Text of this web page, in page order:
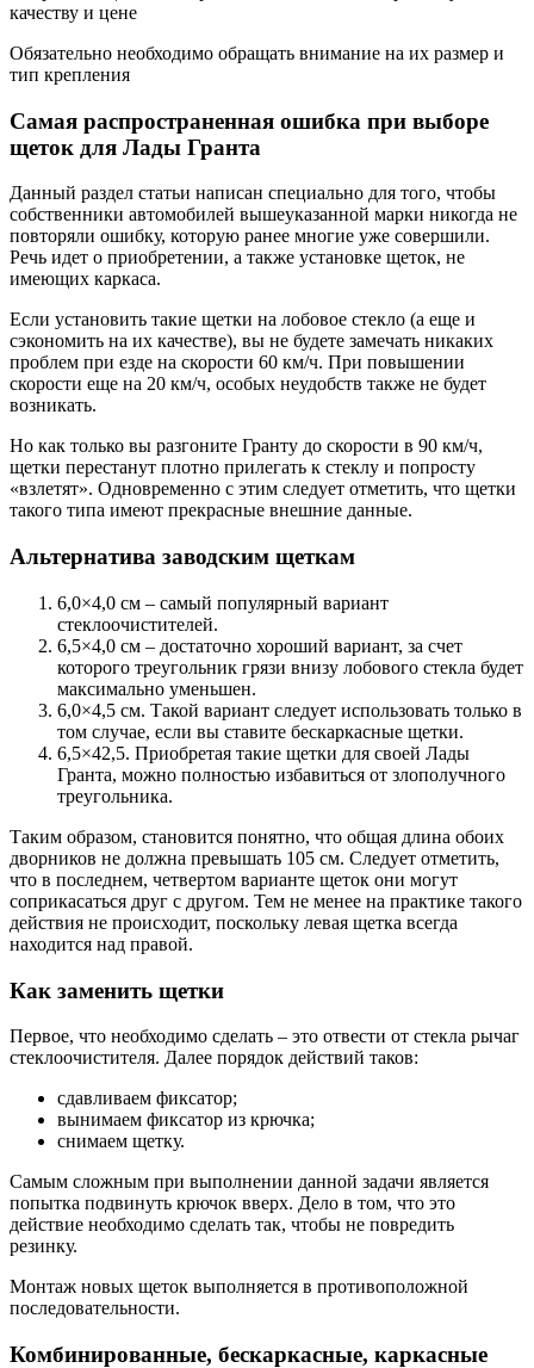
качеству и цене
Обязательно необходимо обращать внимание на их размер и
тип крепления
Самая распространенная ошибка при выборе
щеток для Лады Гранта
Данный раздел статьи написан специально для того, чтобы
собственники автомобилей вышеуказанной марки никогда не
повторяли ошибку, которую ранее многие уже совершили.
Речь идет о приобретении, а также установке щеток, не
имеющих каркаса.
Если установить такие щетки на лобовое стекло (а еще и
сэкономить на их качестве), вы не будете замечать никаких
проблем при езде на скорости 60 км/ч. При повышении
скорости еще на 20 км/ч, особых неудобств также не будет
возникать.
Но как только вы разгоните Гранту до скорости в 90 км/ч,
щетки перестанут плотно прилегать к стеклу и попросту
«взлетят». Одновременно с этим следует отметить, что щетки
такого типа имеют прекрасные внешние данные.
Альтернатива заводским щеткам
6,0×4,0 см – самый популярный вариант
стеклоочистителей.
6,5×4,0 см – достаточно хороший вариант, за счет
которого треугольник грязи внизу лобового стекла будет
максимально уменьшен.
6,0×4,5 см. Такой вариант следует использовать только в
том случае, если вы ставите бескаркасные щетки.
6,5×42,5. Приобретая такие щетки для своей Лады
Гранта, можно полностью избавиться от злополучного
треугольника.
Таким образом, становится понятно, что общая длина обоих
дворников не должна превышать 105 см. Следует отметить,
что в последнем, четвертом варианте щеток они могут
соприкасаться друг с другом. Тем не менее на практике такого
действия не происходит, поскольку левая щетка всегда
находится над правой.
Как заменить щетки
Первое, что необходимо сделать – это отвести от стекла рычаг
стеклоочистителя. Далее порядок действий таков:
сдавливаем фиксатор;
вынимаем фиксатор из крючка;
снимаем щетку.
Самым сложным при выполнении данной задачи является
попытка подвинуть крючок вверх. Дело в том, что это
действие необходимо сделать так, чтобы не повредить
резинку.
Монтаж новых щеток выполняется в противоположной
последовательности.
Комбинированные, бескаркасные, каркасные